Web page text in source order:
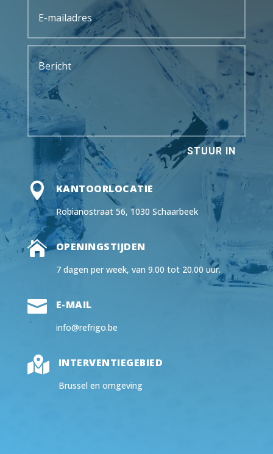
STUUR IN
 KANTOORLOCATIE
Robianostraat 56, 1030 Schaarbeek
 OPENINGSTIJDEN
7 dagen per week, van 9.00 tot 20.00 uur.
 E-MAIL
info@refrigo.be
 INTERVENTIEGEBIED
Brussel en omgeving